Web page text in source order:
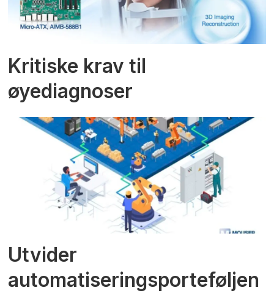
Kritiske krav til
øyediagnoser
Utvider
automatiseringsporteføljen